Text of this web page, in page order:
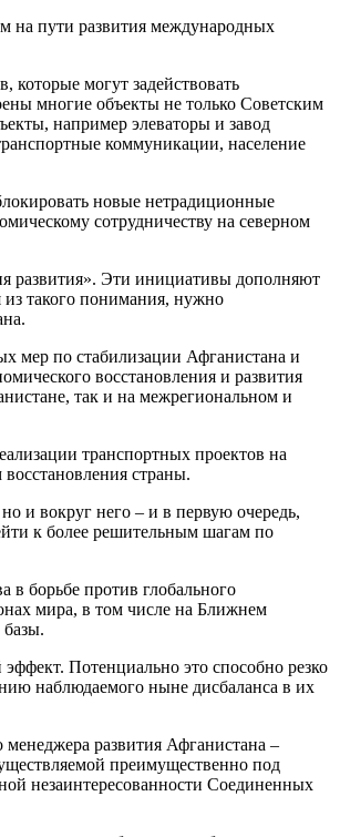
на пути развития международных
которые могут задействовать
многие объекты не только Советским
например элеваторы и завод
коммуникации, население
новые нетрадиционные
сотрудничеству на северном
развития». Эти инициативы дополняют
такого понимания, нужно
мер по стабилизации Афганистана и
восстановления и развития
так и на межрегиональном и
транспортных проектов на
страны.
и вокруг него – и в первую очередь,
к более решительным шагам по
в борьбе против глобального
мира, в том числе на Ближнем
Потенциально это способно резко
наблюдаемого ныне дисбаланса в их
развития Афганистана –
преимущественно под
незаинтересованности Соединенных